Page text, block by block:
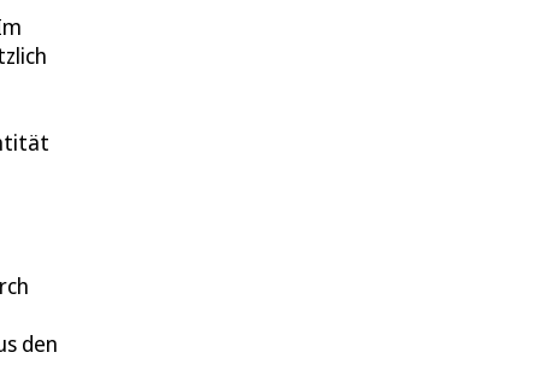
den